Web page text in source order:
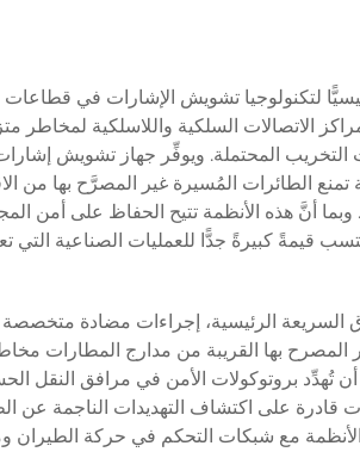
لتكنولوجيا تشويش الإشارات في
الاتصالات السلكية واللاسلكية لمخاطر
المحتملة. ويوفِّر جهاز تشويش
الطائرات المُسيرة غير المصرَّح بها من
أنَّ هذه الأنظمة تتيح الحفاظ على أمن
السريعة الرئيسية، إجراءات مضادة متخصصة
المصرح بها القريبة من مدارج المطارات
تُهدِّد بروتوكولات الأمن في مرافق النقل
قادرة على اكتشاف التهديدات الناجمة عن
الأنظمة مع شبكات التحكم في حركة الطيران